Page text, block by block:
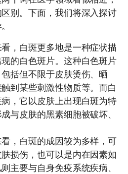
别。下面，我们将深入探讨
白斑更多地是一种症状描
的白色斑片。这种白色斑片
括但不限于皮肤烫伤、晒
到某些刺激性物质等。而白
，它以皮肤上出现白斑为特
与皮肤的黑素细胞被破坏、
白斑的成因较为多样，可
损伤，也可以是内在因素如
主要与自身免疫系统疾病、